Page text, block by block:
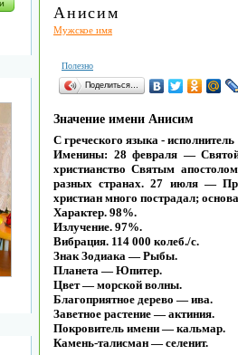
Анисим
Мужское имя
Полезно
Поделиться…
Значение имени Анисим
С греческого языка - исполнитель
Именины: 28 февраля —
христианство Святым
разных странах. 27 июля —
христиан много пострадал;
Характер. 98%.
Излучение. 97%.
Вибрация. 114 000 колеб./с.
Знак Зодиака — Рыбы.
Планета — Юпитер.
Цвет — морской волны.
Благоприятное дерево — ива.
Заветное растение — актиния.
Покровитель имени — кальмар.
Камень-талисман — селенит.